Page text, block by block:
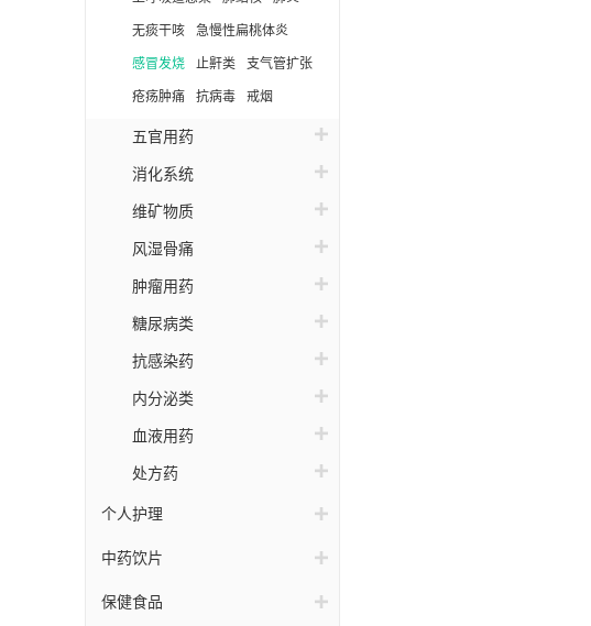
无痰干咳 急慢性扁桃体炎
感冒发烧 止鼾类 支气管扩张
疮疡肿痛 抗病毒 戒烟
五官用药
消化系统
维矿物质
风湿骨痛
肿瘤用药
糖尿病类
抗感染药
内分泌类
血液用药
处方药
个人护理
中药饮片
保健食品